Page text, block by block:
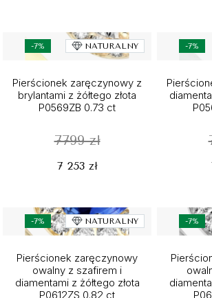
-7% NATURALNY
Pierścionek zaręczynowy z
brylantami z żółtego złota
P0569ZB 0.73 ct
7799 zł
7 253 zł
-7%
-7% NATURALNY
Pierścionek zaręczynowy
owalny z szafirem i
diamentami z żółtego złota
P0612ZS 0.82 ct
-7%